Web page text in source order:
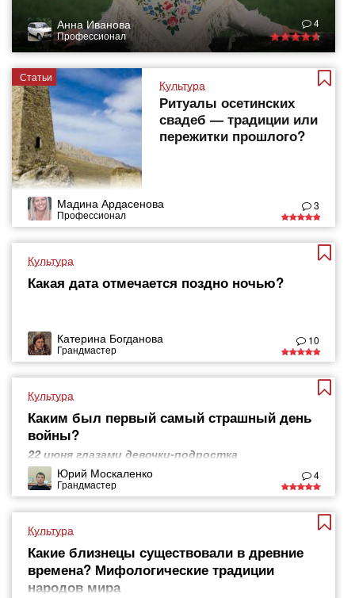
Анна Иванова
Профессионал
4
Статьи
Культура
Ритуалы осетинских
свадеб — традиции или
пережитки прошлого?
Мадина Ардасенова
Профессионал
3
Культура
Какая дата отмечается поздно ночью?
Катерина Богданова
Грандмастер
10
Культура
Каким был первый самый страшный день
войны?
22 июня глазами девочки-подростка
Юрий Москаленко
Грандмастер
4
Культура
Какие близнецы существовали в древние
времена? Мифологические традиции
народов мира